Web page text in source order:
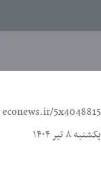
econews.ir/5x4048815
یکشنبه ۸ تیر ۱۴۰۴